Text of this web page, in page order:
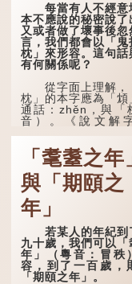
每當有人不經意
本不應說的秘密說了
又或者做了壞事後忽
言，我們都會以「鬼
枕」來形容。這句話
有何關係呢？
從字面上理解，
枕」的本字應為「䪴
通話：zhěn，與「
音）。《說文解
民間流傳有一種
人會將一些不欲為人
記憶藏於頸後之處。
然吐真言，就好像被
西（如鬼魂）在後腦
下，藏在腦中的秘密
而出。因此「鬼拍...
「耄耋之年
與「期頤之
年」
若某人的年紀到
九十歲，我們可以「
年」（粵音：冒秩
容，到了一百歲，
「期頤之年」。